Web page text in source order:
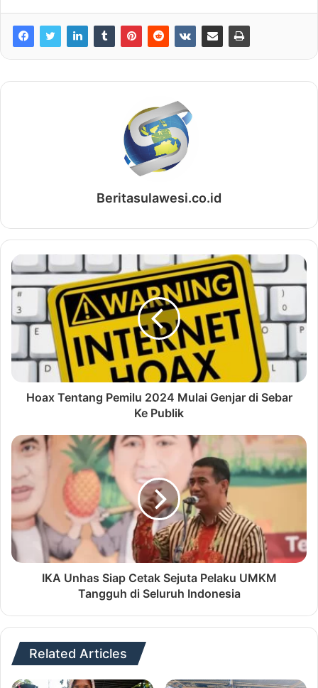
Beritasulawesi.co.id
Hoax Tentang Pemilu 2024 Mulai Genjar di Sebar
Ke Publik
IKA Unhas Siap Cetak Sejuta Pelaku UMKM
Tangguh di Seluruh Indonesia
Related Articles